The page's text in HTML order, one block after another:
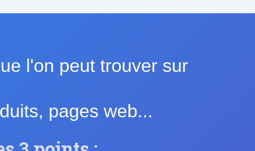
l'on peut trouver sur
pages web...